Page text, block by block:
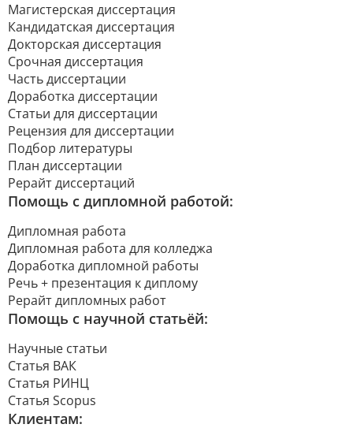
Магистерская диссертация
Кандидатская диссертация
Докторская диссертация
Срочная диссертация
Часть диссертации
Доработка диссертации
Статьи для диссертации
Рецензия для диссертации
Подбор литературы
План диссертации
Рерайт диссертаций
Помощь с дипломной работой:
Дипломная работа
Дипломная работа для колледжа
Доработка дипломной работы
Речь + презентация к диплому
Рерайт дипломных работ
Помощь с научной статьёй:
Научные статьи
Статья ВАК
Статья РИНЦ
Статья Scopus
Клиентам: